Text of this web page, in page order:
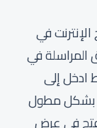
في
المراسلة في
ادخل إلى
بشكل مطول
في عرض